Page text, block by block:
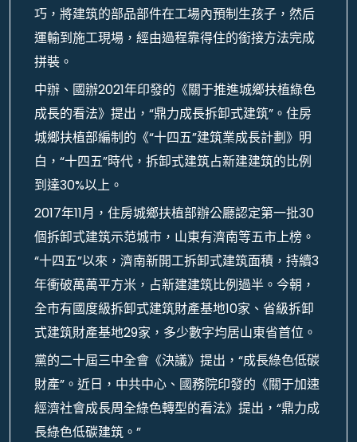
巧，將建筑的部品部件在工場內預制生孩子，然后
運輸到施工現場，經由過程靠得住的銜接方法完成
拼裝。
中辦、國辦2021年印發的《關于推進城鄉扶植綠色
成長的看法》提出，“鼎力成長拆卸式建筑”。住房
城鄉扶植部編制的《“十四五”建筑業成長計劃》明
白，“十四五”時代，拆卸式建筑占新建建筑的比例
到達30%以上。
2017年11月，住房城鄉扶植部辦公廳認定第一批30
個拆卸式建筑示范城市，山東有濟南等五市上榜。
“十四五”以來，濟南新開工拆卸式建筑面積，持續3
年衝破萬萬平方米，占新建建筑比例過半。今朝，
全市有國度級拆卸式建筑財產基地10家、省級拆卸
式建筑財產基地29家，多少數字均居山東省首位。
黨的二十屆三中全會《決議》提出，“成長綠色低碳
財產”。近日，中共中心、國務院印發的《關于加速
經濟社會成長周全綠色轉型的看法》提出，“鼎力成
長綠色低碳建筑。”